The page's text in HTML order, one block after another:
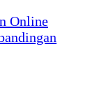
Online